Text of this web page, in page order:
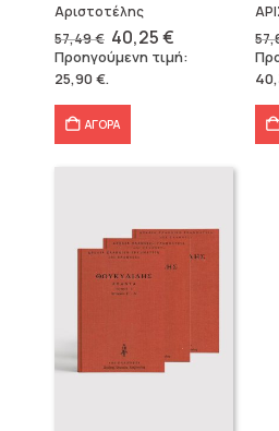
Αριστοτέλης
57,49€ Original
price
was:
40,25€Η
τρέχουσα
τιμή
Προηγούμενη τιμή:
25,90€.
ΑΓΟΡΑ